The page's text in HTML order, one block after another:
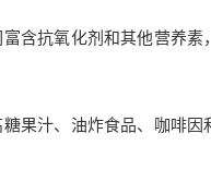
含抗氧化剂和其他营养
果汁、油炸食品、咖啡